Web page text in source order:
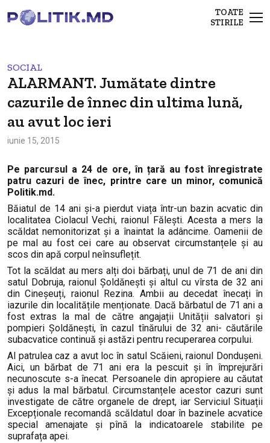
TOATE
STIRILE
SOCIAL
ALARMANT. Jumătate dintre
cazurile de înnec din ultima lună,
au avut loc ieri
iunie 15, 2015
Pe parcursul a 24 de ore, în țară au fost înregistrate
patru cazuri de înec, printre care un minor, comunică
Politik.md.
Băiatul de 14 ani și-a pierdut viața într-un bazin acvatic din
localitatea Ciolacul Vechi, raionul Fălești. Acesta amers la
scăldat nemonitorizat și a înaintat la adâncime. Oamenii de
pe mal au fost cei care au observat circumstanțele și au
scos din apă corpul neînsuflețit.
Tot la scăldat au mers alți doi bărbați, unul de 71 de ani din
satul Dobruja, raionul Șoldănești și altul cu vîrsta de 32 ani
din Cineșeuți, raionul Rezina. Ambii au decedat înecați în
iazurile din localitățile menționate. Dacă bărbatul de 71 ani a
fost extras la mal de către angajații Unității salvatori și
pompieri Șoldănești, în cazul tînărului de 32 ani- căutările
subacvatice continuă și astăzi pentru recuperarea corpului.
Al patrulea caz a avut loc în satul Scăieni, raionul Dondușeni.
Aici, un bărbat de 71 ani era la pescuit și în împrejurări
necunoscute s-a înecat. Persoanele din apropiere au căutat
și adus la mal bărbatul. Circumstanțele acestor cazuri sunt
investigate de către organele de drept, iar Serviciul Situații
Excepționale recomandă scăldatul doar în bazinele acvatice
special amenajate și pînă la indicatoarele stabilite pe
suprafața apei.